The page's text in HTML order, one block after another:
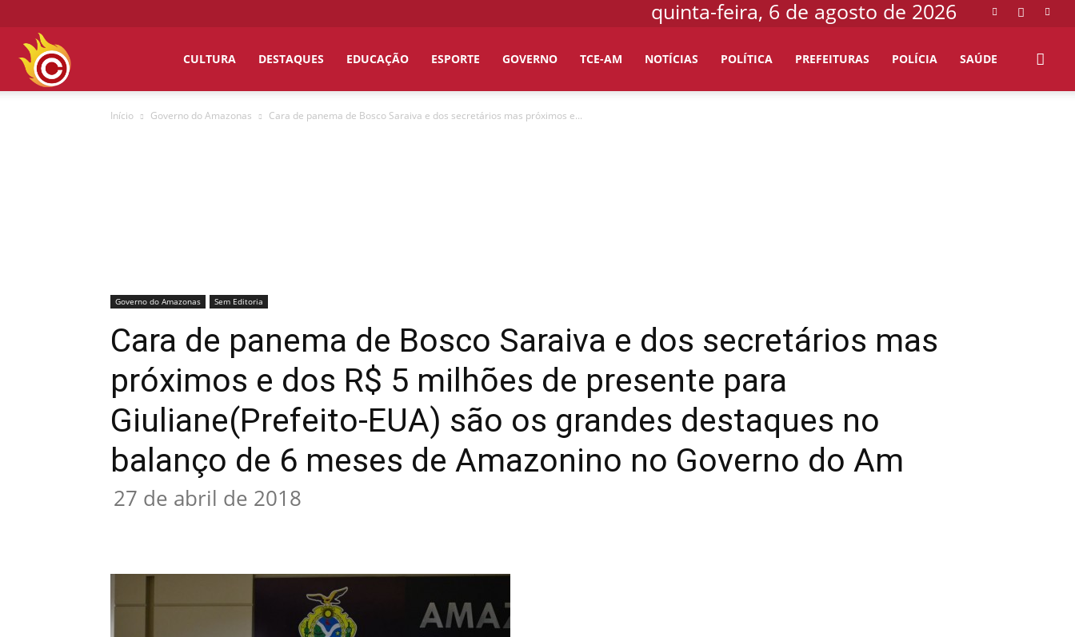
quinta-feira, 6 de agosto de 2026
CULTURA DESTAQUES EDUCAÇÃO ESPORTE GOVERNO TCE-AM NOTÍCIAS POLÍTICA PREFEITURAS POLÍCIA SAÚDE
Início Governo do Amazonas Cara de panema de Bosco Saraiva e dos secretários mas próximos e...
Governo do Amazonas Sem Editoria
Cara de panema de Bosco Saraiva e dos secretários mas
próximos e dos R$ 5 milhões de presente para
Giuliane(Prefeito-EUA) são os grandes destaques no
balanço de 6 meses de Amazonino no Governo do Am
27 de abril de 2018